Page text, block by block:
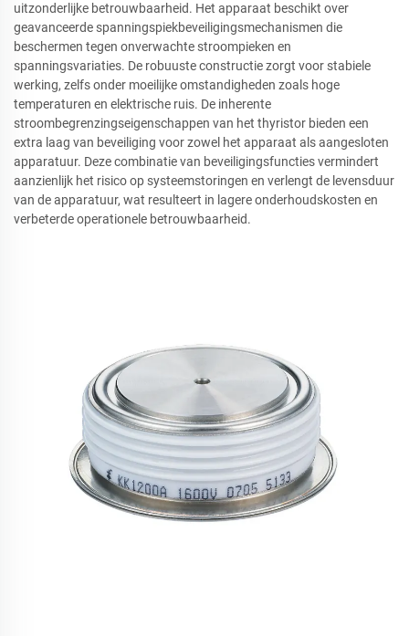
uitzonderlijke betrouwbaarheid. Het apparaat beschikt over
geavanceerde spanningspiekbeveiligingsmechanismen die
beschermen tegen onverwachte stroompieken en
spanningsvariaties. De robuuste constructie zorgt voor stabiele
werking, zelfs onder moeilijke omstandigheden zoals hoge
temperaturen en elektrische ruis. De inherente
stroombegrenzingseigenschappen van het thyristor bieden een
extra laag van beveiliging voor zowel het apparaat als aangesloten
apparatuur. Deze combinatie van beveiligingsfuncties vermindert
aanzienlijk het risico op systeemstoringen en verlengt de levensduur
van de apparatuur, wat resulteert in lagere onderhoudskosten en
verbeterde operationele betrouwbaarheid.